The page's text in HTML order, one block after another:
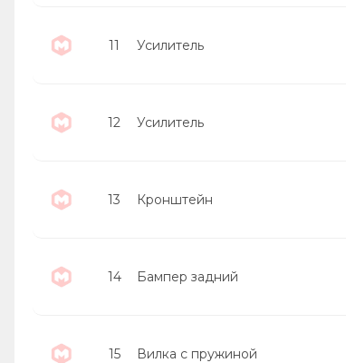
11 Усилитель
12 Усилитель
13 Кронштейн
14 Бампер задний
15 Вилка с пружиной